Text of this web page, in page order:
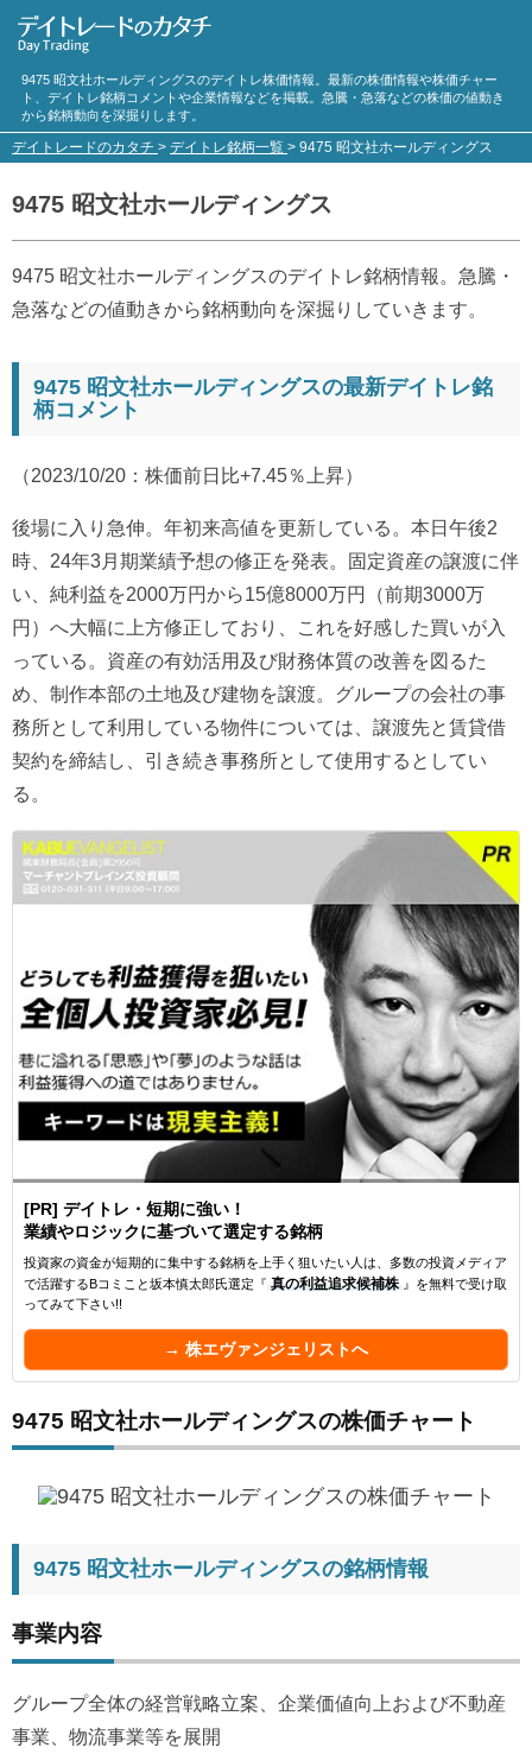
9475 昭文社ホールディングスのデイトレ株価情報。最新の株価情報や株価チャー
ト、デイトレ銘柄コメントや企業情報などを掲載。急騰・急落などの株価の値動き
から銘柄動向を深掘りします。
デイトレードのカタチ > デイトレ銘柄一覧 > 9475 昭文社ホールディングス
9475 昭文社ホールディングス
9475 昭文社ホールディングスのデイトレ銘柄情報。急騰・
急落などの値動きから銘柄動向を深掘りしていきます。
9475 昭文社ホールディングスの最新デイトレ銘
柄コメント
（2023/10/20：株価前日比+7.45％上昇）
後場に入り急伸。年初来高値を更新している。本日午後2
時、24年3月期業績予想の修正を発表。固定資産の譲渡に伴
い、純利益を2000万円から15億8000万円（前期3000万
円）へ大幅に上方修正しており、これを好感した買いが入
っている。資産の有効活用及び財務体質の改善を図るた
め、制作本部の土地及び建物を譲渡。グループの会社の事
務所として利用している物件については、譲渡先と賃貸借
契約を締結し、引き続き事務所として使用するとしてい
る。
[PR] デイトレ・短期に強い！
業績やロジックに基づいて選定する銘柄
投資家の資金が短期的に集中する銘柄を上手く狙いたい人は、多数の投資メディア
で活躍するBコミこと坂本慎太郎氏選定『 真の利益追求候補株 』を無料で受け取
ってみて下さい!!
→ 株エヴァンジェリストへ
9475 昭文社ホールディングスの株価チャート
9475 昭文社ホールディングスの銘柄情報
事業内容
グループ全体の経営戦略立案、企業価値向上および不動産
事業、物流事業等を展開